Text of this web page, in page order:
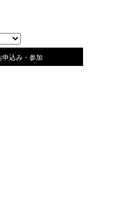
申込み・参加